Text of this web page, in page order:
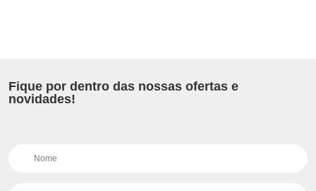
Fique por dentro das nossas ofertas e
novidades!